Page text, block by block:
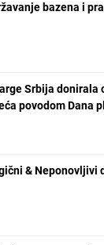
bazena i
Srbija donirala
povodom Dana
& Neponovljivi